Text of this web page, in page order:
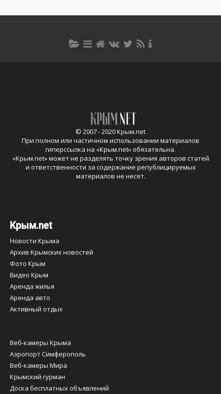
© 2007 - 2020 Крым.net
При полном или частичном использовании материалов
гиперссылка на «Крым.net» обязательна.
«Крым.net» может не разделять точку зрения авторов статей
и ответственности за содержание републицируемых
материалов не несет.
Крым.net
Новости Крыма
Архив Крымских новостей
Фото Крым
Видео Крым
Аренда жилья
Аренда авто
Активный отдых
Веб-камеры Крыма
Аэропорт Симферополь
Веб-камеры Мира
Крымский гурман
Доска бесплатных объявлений